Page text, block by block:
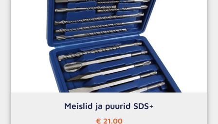
Meislid ja puurid SDS+
€ 21.00